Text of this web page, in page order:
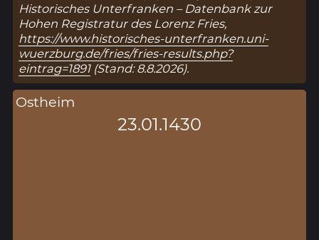
Historisches Unterfranken – Datenbank zur
Hohen Registratur des Lorenz Fries,
https://www.historisches-unterfranken.uni-
wuerzburg.de/fries/fries-results.php?
eintrag=1891(Stand: 8.8.2026).
Ostheim
23.01.1430